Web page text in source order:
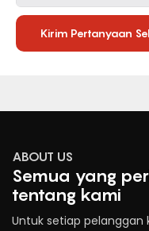
Kirim Pertanyaan
ABOUT US
Semua yang
tentang kami
Untuk setiap